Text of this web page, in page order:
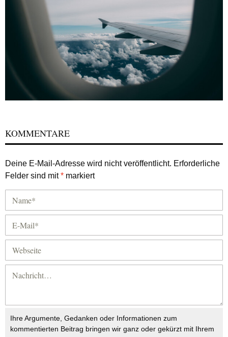
KOMMENTARE
Deine E-Mail-Adresse wird nicht veröffentlicht. Erforderliche
Felder sind mit* markiert
Ihre Argumente, Gedanken oder Informationen zum
kommentierten Beitrag bringen wir ganz oder gekürzt mit Ihrem